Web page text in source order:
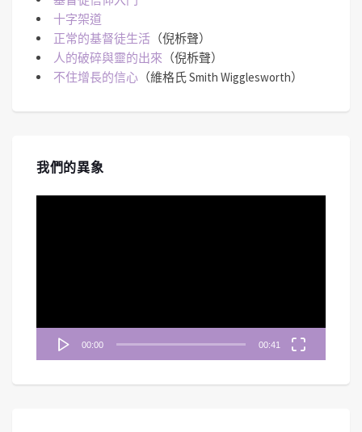
十字架道
正常的基督徒生活 （倪柝聲）
人的破碎與靈的出來 （倪柝聲）
不住增長的信心 （維格氏 Smith Wigglesworth）
我們的異象
00:00 00:41